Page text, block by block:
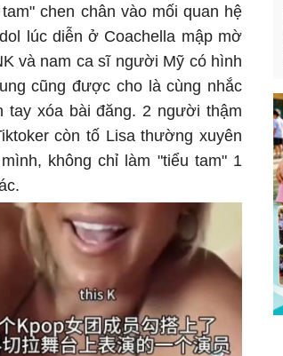
chen chân vào mối quan hệ
lúc diễn ở Coachella mập mờ
và nam ca sĩ người Mỹ có hình
cũng được cho là cùng nhắc
tay xóa bài đăng. 2 người thậm
còn tố Lisa thường xuyên
không chỉ làm "tiểu tam" 1